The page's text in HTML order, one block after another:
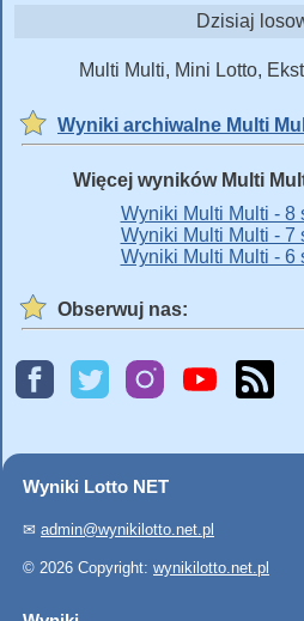
Dzisiaj
Multi Multi, Mini Lotto,
Wyniki archiwalne Multi
Więcej wyników Multi
Wyniki Multi Multi - 8
Wyniki Multi Multi - 7
Wyniki Multi Multi - 6
Obserwuj nas:
Wyniki Lotto NET
✉ admin@wynikilotto.net.pl
© 2026 Copyright: wynikilotto.net.pl